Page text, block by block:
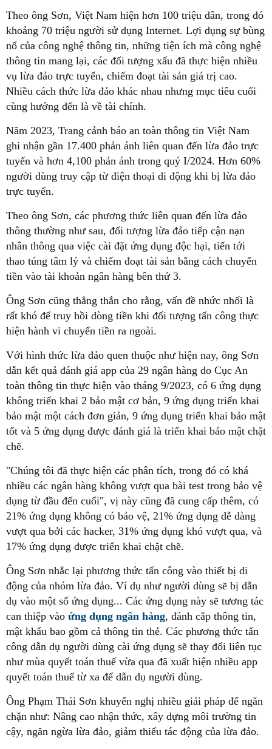
Theo ông Sơn, Việt Nam hiện hơn 100 triệu dân, trong đó
khoảng 70 triệu người sử dụng Internet. Lợi dụng sự bùng
nổ của công nghệ thông tin, những tiện ích mà công nghệ
thông tin mang lại, các đối tượng xấu đã thực hiện nhiều
vụ lừa đảo trực tuyến, chiếm đoạt tài sản giá trị cao.
Nhiều cách thức lừa đảo khác nhau nhưng mục tiêu cuối
cùng hướng đến là về tài chính.
Năm 2023, Trang cảnh báo an toàn thông tin Việt Nam
ghi nhận gần 17.400 phản ánh liên quan đến lừa đảo trực
tuyến và hơn 4,100 phản ánh trong quý I/2024. Hơn 60%
người dùng truy cập từ điện thoại di động khi bị lừa đảo
trực tuyến.
Theo ông Sơn, các phương thức liên quan đến lừa đảo
thông thường như sau, đối tượng lừa đảo tiếp cận nạn
nhân thông qua việc cài đặt ứng dụng độc hại, tiến tới
thao túng tâm lý và chiếm đoạt tài sản bằng cách chuyển
tiền vào tài khoản ngân hàng bên thứ 3.
Ông Sơn cũng thẳng thắn cho rằng, vấn đề nhức nhối là
rất khó để truy hồi dòng tiền khi đối tượng tấn công thực
hiện hành vi chuyển tiền ra ngoài.
Với hình thức lừa đảo quen thuộc như hiện nay, ông Sơn
dẫn kết quả đánh giá app của 29 ngân hàng do Cục An
toàn thông tin thực hiện vào tháng 9/2023, có 6 ứng dụng
không triển khai 2 bảo mật cơ bản, 9 ứng dụng triển khai
bảo mật một cách đơn giản, 9 ứng dụng triển khai bảo mật
tốt và 5 ứng dụng được đánh giá là triển khai bảo mật chặt
chẽ.
"Chúng tôi đã thực hiện các phân tích, trong đó có khá
nhiều các ngân hàng không vượt qua bài test trong bảo vệ
dụng từ đầu đến cuối", vị này cũng đã cung cấp thêm, có
21% ứng dụng không có bảo vệ, 21% ứng dụng dễ dàng
vượt qua bởi các hacker, 31% ứng dụng khó vượt qua, và
17% ứng dụng được triển khai chặt chẽ.
Ông Sơn nhắc lại phương thức tấn công vào thiết bị di
động của nhóm lừa đảo. Ví dụ như người dùng sẽ bị dẫn
dụ vào một số ứng dụng... Các ứng dụng này sẽ tương tác
can thiệp vào ứng dụng ngân hàng, đánh cắp thông tin,
mật khẩu bao gồm cả thông tin thẻ. Các phương thức tấn
công dẫn dụ người dùng cài ứng dụng sẽ thay đổi liên tục
như mùa quyết toán thuế vừa qua đã xuất hiện nhiều app
quyết toán thuế từ xa để dẫn dụ người dùng.
Ông Phạm Thái Sơn khuyến nghị nhiều giải pháp để ngăn
chặn như: Nâng cao nhận thức, xây dựng môi trường tin
cậy, ngăn ngừa lừa đảo, giảm thiểu tác động của lừa đảo.